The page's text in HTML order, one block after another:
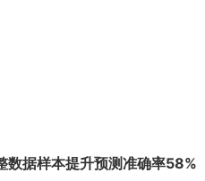
数据样本提升预测准确率58%